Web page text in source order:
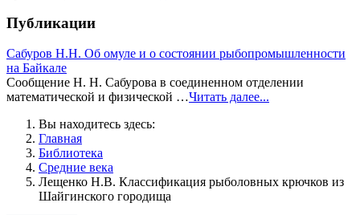
Публикации
Сабуров Н.Н. Об омуле и о состоянии рыбопромышленности
на Байкале
Сообщение Н. Н. Сабурова в соединенном отделении
математической и физической …Читать далее...
Вы находитесь здесь:
Главная
Библиотека
Средние века
Лещенко Н.В. Классификация рыболовных крючков из
Шайгинского городища